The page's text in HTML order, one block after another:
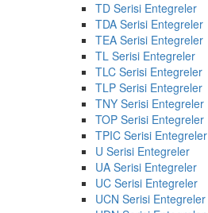
TD Serisi Entegreler
TDA Serisi Entegreler
TEA Serisi Entegreler
TL Serisi Entegreler
TLC Serisi Entegreler
TLP Serisi Entegreler
TNY Serisi Entegreler
TOP Serisi Entegreler
TPIC Serisi Entegreler
U Serisi Entegreler
UA Serisi Entegreler
UC Serisi Entegreler
UCN Serisi Entegreler